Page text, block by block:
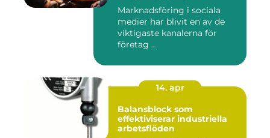
Marknadsföring i sociala
medier har blivit en av de
viktigaste kanalerna för
företag ...
14. apr
Balansblock som
effektiviserar industriella
arbetsflöden